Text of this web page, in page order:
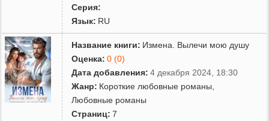
Серия:
Язык: RU
Название книги: Измена. Вылечи мою душу
Оценка: 0 (0)
Дата добавления: 4 декабря 2024, 18:30
Жанр: Короткие любовные романы
Любовные романы
Страниц: 7